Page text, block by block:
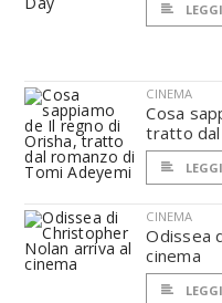
LEGGI
CINEMA
Cosa
tratto dal
LEGGI
CINEMA
Odissea
cinema
LEGGI